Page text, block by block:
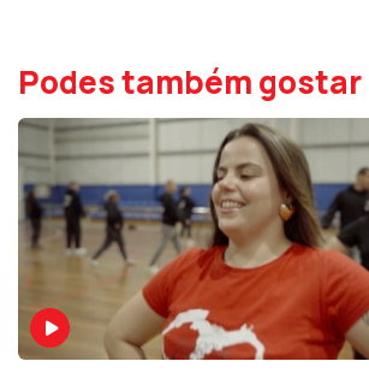
Podes também gostar